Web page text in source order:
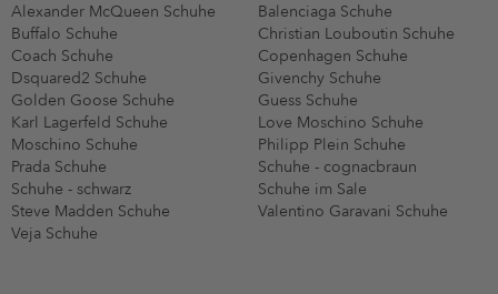
Alexander McQueen Schuhe
Balenciaga Schuhe
Buffalo Schuhe
Christian Louboutin Schuhe
Coach Schuhe
Copenhagen Schuhe
Dsquared2 Schuhe
Givenchy Schuhe
Golden Goose Schuhe
Guess Schuhe
Karl Lagerfeld Schuhe
Love Moschino Schuhe
Moschino Schuhe
Philipp Plein Schuhe
Prada Schuhe
Schuhe - cognacbraun
Schuhe - schwarz
Schuhe im Sale
Steve Madden Schuhe
Valentino Garavani Schuhe
Veja Schuhe